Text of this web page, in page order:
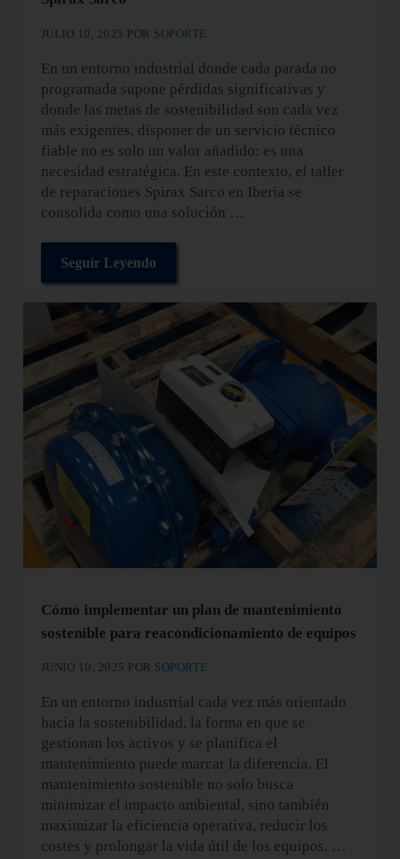
JULIO 10, 2025 POR SOPORTE
En un entorno industrial donde cada parada no
programada supone pérdidas significativas y
donde las metas de sostenibilidad son cada vez
más exigentes, disponer de un servicio técnico
fiable no es solo un valor añadido: es una
necesidad estratégica. En este contexto, el taller
de reparaciones Spirax Sarco en Iberia se
consolida como una solución …
Seguir LeyendoTecnología y calidad en el taller de
Cómo implementar un plan de mantenimiento
sostenible para reacondicionamiento de equipos
JUNIO 10, 2025 POR SOPORTE
En un entorno industrial cada vez más orientado
hacia la sostenibilidad, la forma en que se
gestionan los activos y se planifica el
mantenimiento puede marcar la diferencia. El
mantenimiento sostenible no solo busca
minimizar el impacto ambiental, sino también
maximizar la eficiencia operativa, reducir los
costes y prolongar la vida útil de los equipos. …